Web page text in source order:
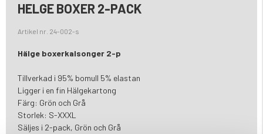
HELGE BOXER 2-PACK
Artikel nr. 24-002-s
Hälge boxerkalsonger 2-p
Tillverkad i 95% bomull 5% elastan
Ligger i en fin Hälgekartong
Färg: Grön och Grå
Storlek: S-XXXL
Säljes i 2-pack, Grön och Grå